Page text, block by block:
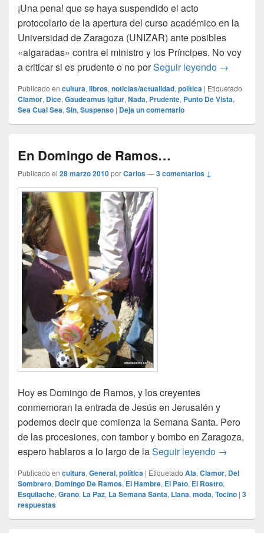
¡Una pena! que se haya suspendido el acto
protocolario de la apertura del curso académico en la
Universidad de Zaragoza (UNIZAR) ante posibles
«algaradas» contra el ministro y los Príncipes. No voy
a criticar si es prudente o no porSeguir leyendo Un año
→
Publicado en cultura, libros, noticias/actualidad, política | Etiquetado
Clamor, Dice, Gaudeamus Igitur, Nada, Prudente, Punto De Vista,
Sea Cual Sea, Sin, Suspenso | Deja un comentario
En Domingo de Ramos…
Publicado el 28 marzo 2010porCarlos—3 comentarios ↓
Hoy es Domingo de Ramos, y los creyentes
conmemoran la entrada de Jesús en Jerusalén y
podemos decir que comienza la Semana Santa. Pero
de las procesiones, con tambor y bombo en Zaragoza,
espero hablaros a lo largo de laSeguir leyendo En
→
Publicado en cultura, General, política | Etiquetado Ala, Clamor, Del
Sombrero, Domingo De Ramos, El Hambre, El Pato, El Rostro,
Esquilache, Grano, La Paz, La Semana Santa, Llana, moda, Tocino | 3
respuestas